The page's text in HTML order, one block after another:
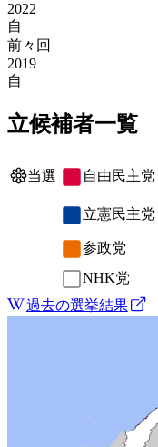
2022
自
前々回
2019
自
立候補者一覧
当選 自由民主党
立憲民主党
参政党
NHK党
過去の選挙結果